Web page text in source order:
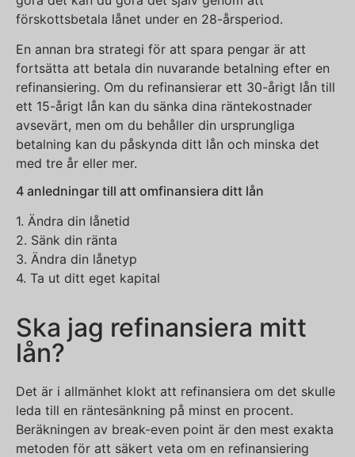
förskottsbetala lånet under en 28-årsperiod.
En annan bra strategi för att spara pengar är att
fortsätta att betala din nuvarande betalning efter en
refinansiering. Om du refinansierar ett 30-årigt lån till
ett 15-årigt lån kan du sänka dina räntekostnader
avsevärt, men om du behåller din ursprungliga
betalning kan du påskynda ditt lån och minska det
med tre år eller mer.
4 anledningar till att omfinansiera ditt lån
1. Ändra din lånetid
2. Sänk din ränta
3. Ändra din lånetyp
4. Ta ut ditt eget kapital
Ska jag refinansiera mitt
lån?
Det är i allmänhet klokt att refinansiera om det skulle
leda till en räntesänkning på minst en procent.
Beräkningen av break-even point är den mest exakta
metoden för att säkert veta om en refinansiering